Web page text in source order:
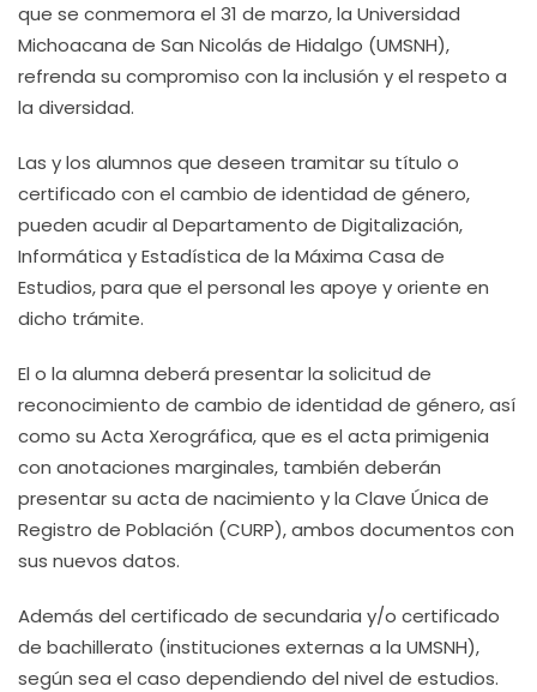
que se conmemora el 31 de marzo, la Universidad
Michoacana de San Nicolás de Hidalgo (UMSNH),
refrenda su compromiso con la inclusión y el respeto a
la diversidad.
Las y los alumnos que deseen tramitar su título o
certificado con el cambio de identidad de género,
pueden acudir al Departamento de Digitalización,
Informática y Estadística de la Máxima Casa de
Estudios, para que el personal les apoye y oriente en
dicho trámite.
El o la alumna deberá presentar la solicitud de
reconocimiento de cambio de identidad de género, así
como su Acta Xerográfica, que es el acta primigenia
con anotaciones marginales, también deberán
presentar su acta de nacimiento y la Clave Única de
Registro de Población (CURP), ambos documentos con
sus nuevos datos.
Además del certificado de secundaria y/o certificado
de bachillerato (instituciones externas a la UMSNH),
según sea el caso dependiendo del nivel de estudios.